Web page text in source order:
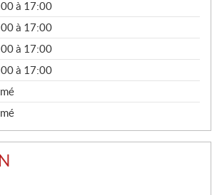
à 17:00
à 17:00
à 17:00
à 17:00